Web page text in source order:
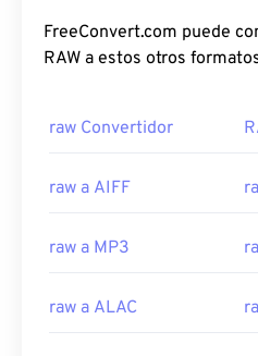
FreeConvert.com puede
RAW a estos otros
raw Convertidor
raw a AIFF
raw a MP3
raw a ALAC